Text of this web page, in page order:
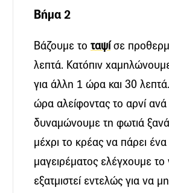
Βήμα 2
Βάζουμε το ταψίσε
λεπτά. Κατόπιν
για άλλη 1 ώρα και 30
ώρα αλείφοντας το αρνί
δυναμώνουμε τη φωτιά
μέχρι το κρέας να πάρει
μαγειρέματος ελέγχουμε
εξατμιστεί εντελώς για να